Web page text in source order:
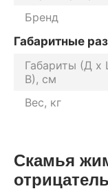
Бренд
Габаритные
Габариты (Д х
В), см
Вес, кг
Скамья